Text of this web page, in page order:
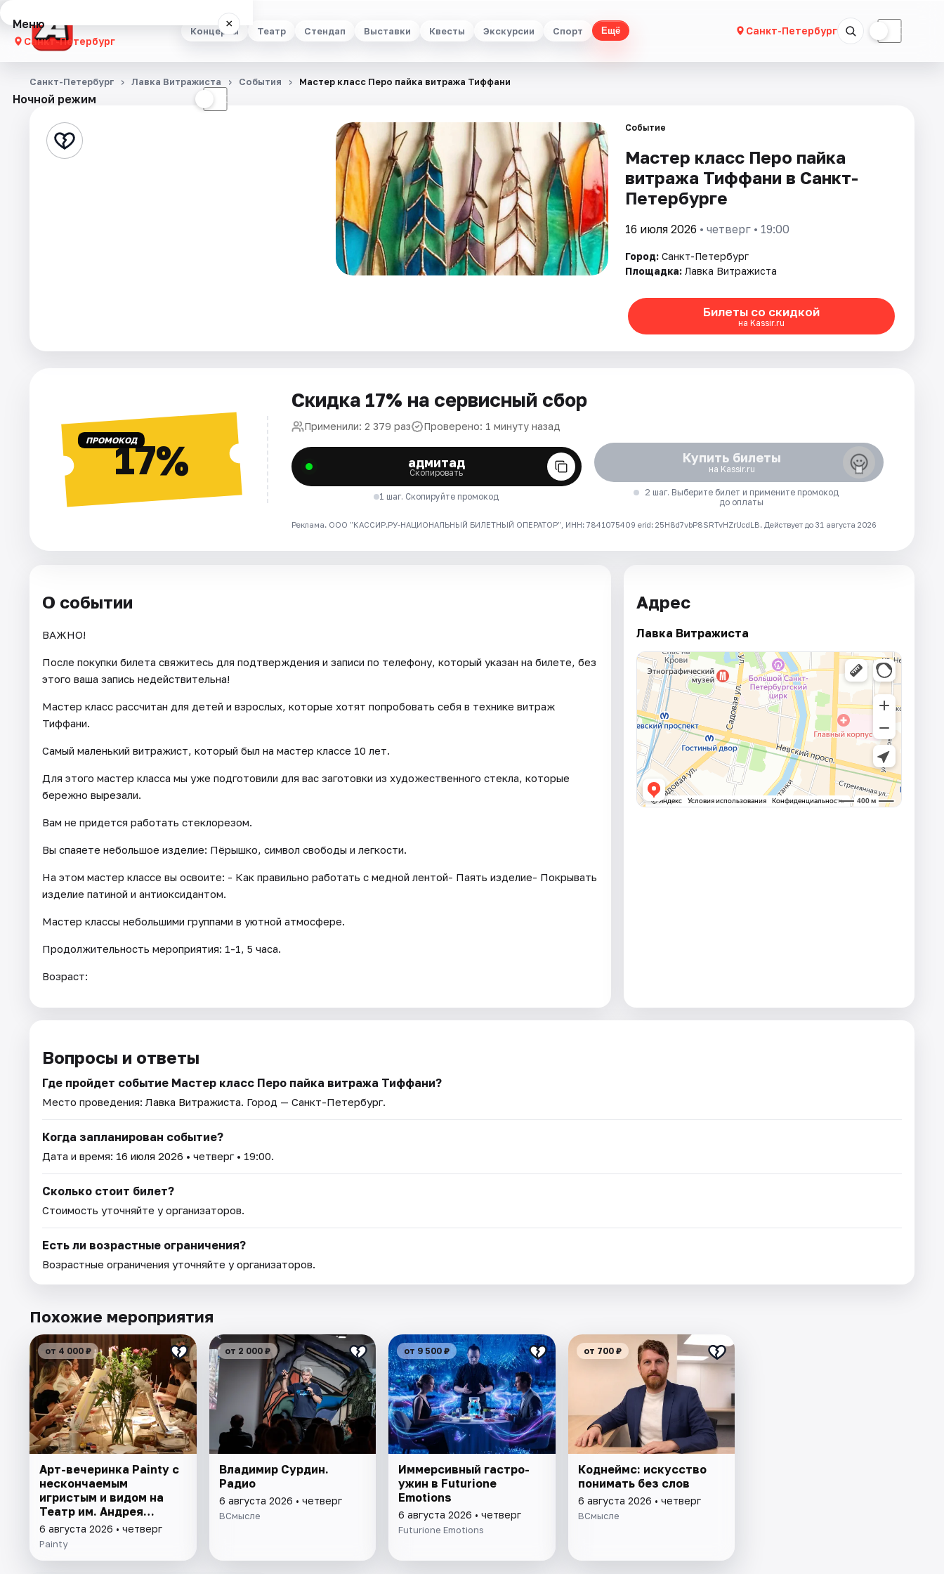
Концерты Театр Стендап Выставки Квесты Экскурсии Спорт Ещё Санкт-Петербург ☾
Меню ×
Санкт-Петербург
Концерты
Стендап
Города
Рейтинги
Ночной режим ☾
Санкт-Петербург Лавка Витражиста События Мастер класс Перо пайка витража Тиффани
Событие
Мастер класс Перо пайка
витража Тиффани в Санкт-
Петербурге
16 июля 2026 • четверг • 19:00
Город: Санкт-Петербург
Площадка: Лавка Витражиста
Билеты со скидкой
на Kassir.ru
ПРОМОКОД17%
Скидка 17% на сервисный сбор
Применили: 2 379 раз Проверено: 1 минуту назад
адмитад
Скопировать
1 шаг. Скопируйте промокод
Купить билеты
на Kassir.ru
2 шаг. Выберите билет и примените промокод
до оплаты
Реклама. ООО "КАССИР.РУ-НАЦИОНАЛЬНЫЙ БИЛЕТНЫЙ ОПЕРАТОР", ИНН: 7841075409 erid: 25H8d7vbP8SRTvHZrUcdLB. Действует до 31 августа 2026
О событии
ВАЖНО!
После покупки билета свяжитесь для подтверждения и записи по телефону, который указан на билете, без
этого ваша запись недействительна!
Мастер класс рассчитан для детей и взрослых, которые хотят попробовать себя в технике витраж
Тиффани.
Самый маленький витражист, который был на мастер классе 10 лет.
Для этого мастер класса мы уже подготовили для вас заготовки из художественного стекла, которые
бережно вырезали.
Вам не придется работать стеклорезом.
Вы спаяете небольшое изделие: Пёрышко, символ свободы и легкости.
На этом мастер классе вы освоите: - Как правильно работать с медной лентой- Паять изделие- Покрывать
изделие патиной и антиоксидантом.
Мастер классы небольшими группами в уютной атмосфере.
Продолжительность мероприятия: 1-1, 5 часа.
Возраст:
Адрес
Лавка Витражиста
Вопросы и ответы
Где пройдет событие Мастер класс Перо пайка витража Тиффани?
Место проведения: Лавка Витражиста. Город — Санкт-Петербург.
Когда запланирован событие?
Дата и время: 16 июля 2026 • четверг • 19:00.
Сколько стоит билет?
Стоимость уточняйте у организаторов.
Есть ли возрастные ограничения?
Возрастные ограничения уточняйте у организаторов.
Похожие мероприятия
от 4 000 ₽
Арт-вечеринка Painty с
нескончаемым
игристым и видом на
Театр им. Андрея
Миронова
6 августа 2026 • четверг
Painty
от 2 000 ₽
Владимир Сурдин.
Радио
6 августа 2026 • четверг
ВСмысле
от 9 500 ₽
Иммерсивный гастро-
ужин в Futurione
Emotions
6 августа 2026 • четверг
Futurione Emotions
от 700 ₽
Коднеймс: искусство
понимать без слов
6 августа 2026 • четверг
ВСмысле